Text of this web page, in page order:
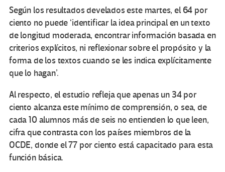
Según los resultados develados este martes, el 64 por
ciento no puede ‘identificar la idea principal en un texto
de longitud moderada, encontrar información basada en
criterios explícitos, ni reflexionar sobre el propósito y la
forma de los textos cuando se les indica explícitamente
que lo hagan’.
Al respecto, el estudio refleja que apenas un 34 por
ciento alcanza este mínimo de comprensión, o sea, de
cada 10 alumnos más de seis no entienden lo que leen,
cifra que contrasta con los países miembros de la
OCDE, donde el 77 por ciento está capacitado para esta
función básica.